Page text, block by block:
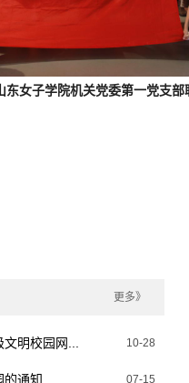
东女子学院机关党委第一党支
更多》
明校园网... 10-28
的通知 07-15